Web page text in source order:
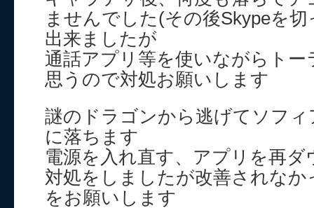
ませんでした(その後Skypeを
出来ましたが
通話アプリ等を使いながらト
思うので対処お願いします
謎のドラゴンから逃げてソフ
に落ちます
電源を入れ直す、アプリを再
対処をしましたが改善されな
をお願いします